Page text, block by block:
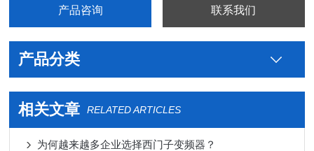
产品咨询 联系我们
产品分类
相关文章 RELATED ARTICLES
为何越来越多企业选择西门子变频器？